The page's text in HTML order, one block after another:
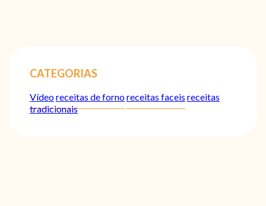
CATEGORIAS
Vídeoreceitas de fornoreceitas faceis receitas
tradicionais